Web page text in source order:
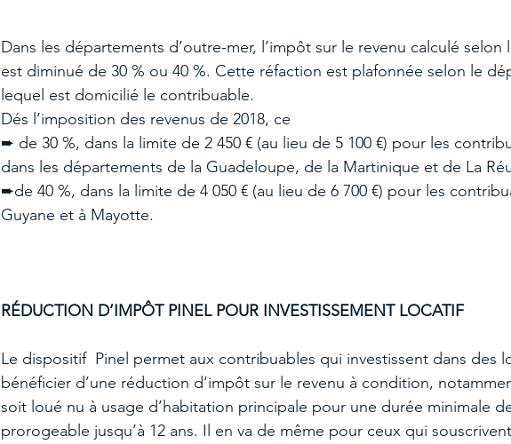
Dans les départements d’outre-mer, l’impôt sur le revenu calculé
est diminué de 30 % ou 40 %. Cette réfaction est plafonnée selon le
lequel est domicilié le contribuable.
Dés l’imposition des revenus de 2018, ce
➨ de 30 %, dans la limite de 2 450 € (au lieu de 5 100 €) pour les
dans les départements de la Guadeloupe, de la Martinique et de La
➨de 40 %, dans la limite de 4 050 € (au lieu de 6 700 €) pour les
Guyane et à Mayotte.
RÉDUCTION D’IMPÔT PINEL POUR INVESTISSEMENT LOCATIF
Le dispositif  Pinel permet aux contribuables qui investissent dans des
bénéficier d’une réduction d’impôt sur le revenu à condition,
soit loué nu à usage d’habitation principale pour une durée minimale
prorogeable jusqu’à 12 ans. Il en va de même pour ceux qui